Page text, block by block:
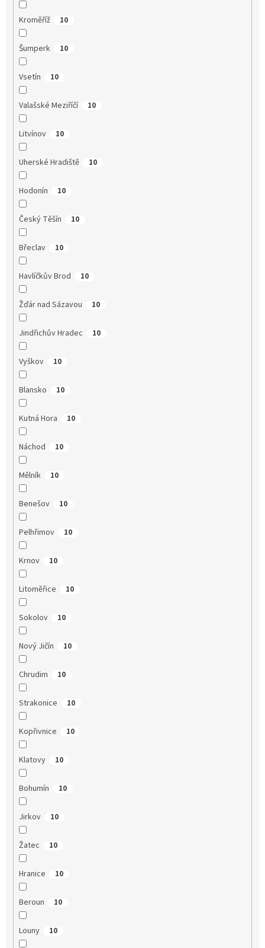
Kroměříž 10
Šumperk 10
Vsetín 10
Valašské Meziříčí 10
Litvínov 10
Uherské Hradiště 10
Hodonín 10
Český Těšín 10
Břeclav 10
Havlíčkův Brod 10
Žďár nad Sázavou 10
Jindřichův Hradec 10
Vyškov 10
Blansko 10
Kutná Hora 10
Náchod 10
Mělník 10
Benešov 10
Pelhřimov 10
Krnov 10
Litoměřice 10
Sokolov 10
Nový Jičín 10
Chrudim 10
Strakonice 10
Kopřivnice 10
Klatovy 10
Bohumín 10
Jirkov 10
Žatec 10
Hranice 10
Beroun 10
Louny 10